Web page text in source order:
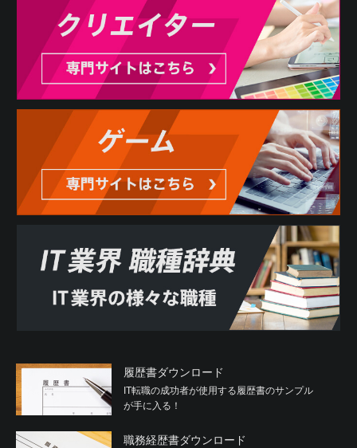
履歴書ダウンロード
IT転職の成功者が使用する履歴書のサンプル
が手に入る！
職務経歴書ダウンロード